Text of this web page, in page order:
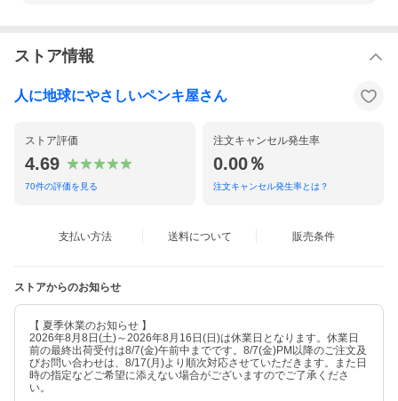
ストア情報
人に地球にやさしいペンキ屋さん
ストア評価
4.69
70件の評価を見る
注文キャンセル発生率
0.00％
注文キャンセル発生率とは？
支払い方法 送料について 販売条件
ストアからのお知らせ
【 夏季休業のお知らせ 】
2026年8月8日(土)～2026年8月16日(日)は休業日となります。休業日
前の最終出荷受付は8/7(金)午前中までです。8/7(金)PM以降のご注文及
びお問い合わせは、8/17(月)より順次対応させていただきます。また日
時の指定などご希望に添えない場合がございますのでご了承くださ
い。